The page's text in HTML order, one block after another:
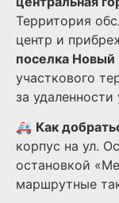
Территория
центр и
поселка
участкового
за удаленности
🚑 Как
корпус на ул.
остановкой
маршрутные